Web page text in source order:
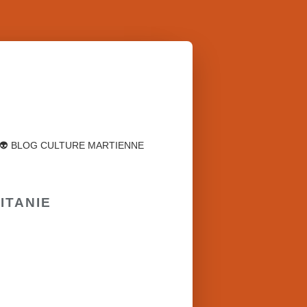
👽 BLOG CULTURE MARTIENNE